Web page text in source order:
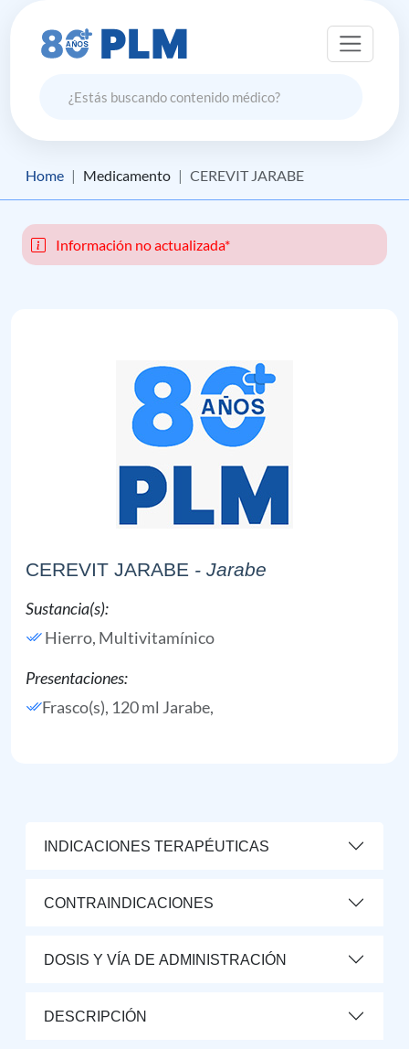
Home Medicamento CEREVIT JARABE
Información no actualizada*
CEREVIT JARABE - Jarabe
Sustancia(s):
Hierro, Multivitamínico
Presentaciones:
Frasco(s), 120 ml Jarabe,
INDICACIONES TERAPÉUTICAS
CONTRAINDICACIONES
DOSIS Y VÍA DE ADMINISTRACIÓN
DESCRIPCIÓN